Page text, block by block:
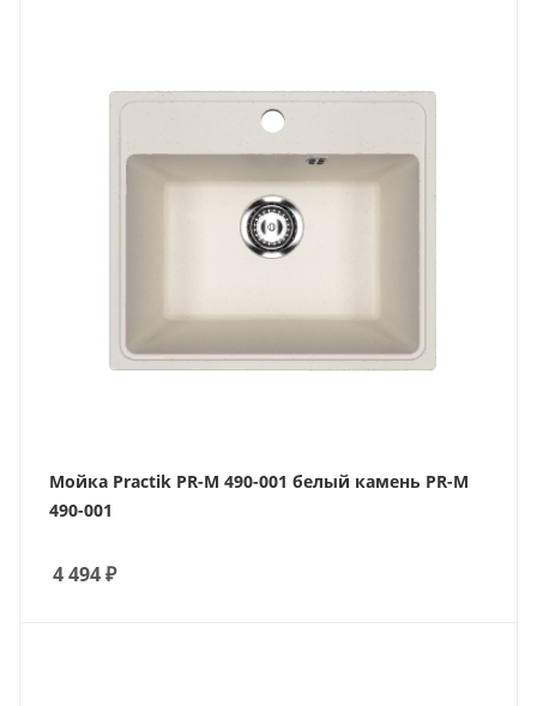
Мойка Practik PR-M 490-001 белый камень PR-M
490-001
4 494₽